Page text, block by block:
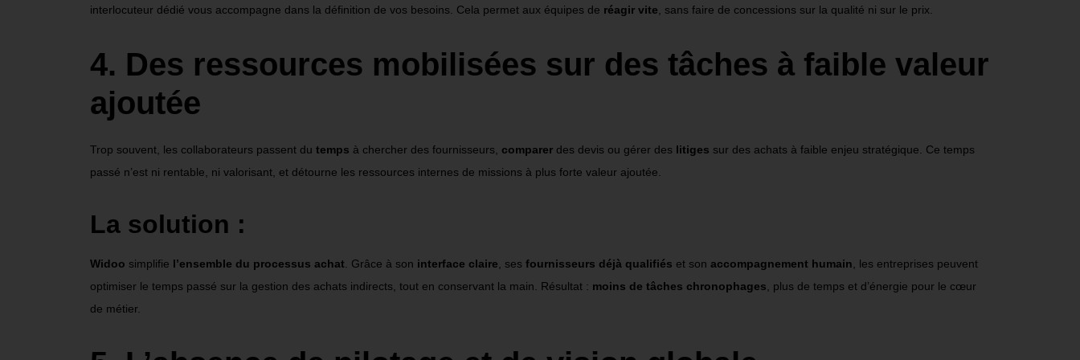
interlocuteur dédié vous accompagne dans la définition de vos besoins . Cela permet aux équipes de réagir vite , sans faire de concessions sur la qualité ni sur le prix.
4. Des ressources mobilisées sur des tâches à faible valeur
ajoutée
Trop souvent, les collaborateurs passent du temps à chercher des fournisseurs, comparer des devis ou gérer des litiges sur des achats à faible enjeu stratégique. Ce temps
passé n’est ni rentable, ni valorisant, et détourne les ressources internes de missions à plus forte valeur ajoutée.
La solution :
Widoo simplifie l’ensemble du processus achat . Grâce à son interface claire , ses fournisseurs déjà qualifiés et son accompagnement humain , les entreprises peuvent
optimiser le temps passé sur la gestion des achats indirects , tout en conservant la main. Résultat : moins de tâches chronophages , plus de temps et d’énergie pour le cœur
de métier.